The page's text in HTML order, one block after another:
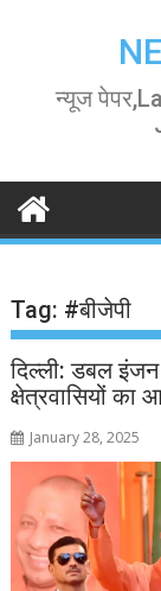
न्यूज
Tag: #बीजेपी
दिल्ली: डबल
क्षेत्रवासियों का
January 28, 2025